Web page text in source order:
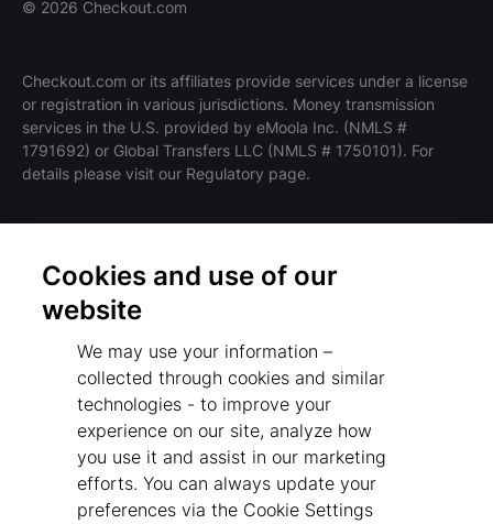
© 2026 Checkout.com
Checkout.com or its affiliates provide services under a license
or registration in various jurisdictions. Money transmission
services in the U.S. provided by eMoola Inc. (NMLS #
1791692) or Global Transfers LLC (NMLS # 1750101). For
details please visit our Regulatory page.
条款和政策
隐私政策
监管机构
Cookies Settings
免责声明
反现代奴隶制声明
供应商行为准则
Cookies and use of our
website
We may use your information –
collected through cookies and similar
technologies - to improve your
experience on our site, analyze how
you use it and assist in our marketing
efforts. You can always update your
preferences via the Cookie Settings